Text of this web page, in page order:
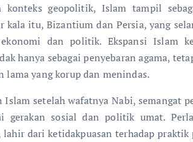
konteks geopolitik, Islam tampil
itu, Bizantium dan Persia, yang
dan politik. Ekspansi Islam
hanya sebagai penyebaran agama,
lama yang korup dan menindas.
Islam setelah wafatnya Nabi, semangat
gerakan sosial dan politik umat.
dari ketidakpuasan terhadap